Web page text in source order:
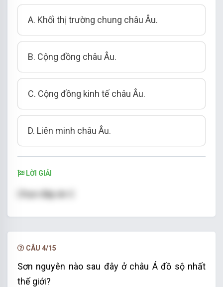
A. Khối thị trường chung châu Âu.
B. Cộng đồng châu Âu.
C. Cộng đồng kinh tế châu Âu.
D. Liên minh châu Âu.
LỜI GIẢI
Chọn đáp án C
CÂU 4/15
Sơn nguyên nào sau đây ở châu Á đồ sộ nhất
thế giới?